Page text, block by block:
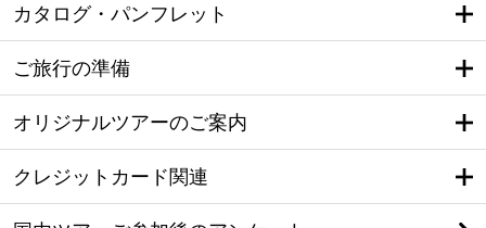
カタログ・パンフレット
ご旅行の準備
オリジナルツアーのご案内
クレジットカード関連